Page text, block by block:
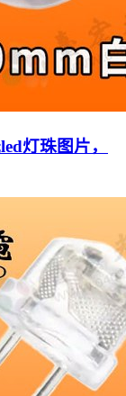
灯珠图片，